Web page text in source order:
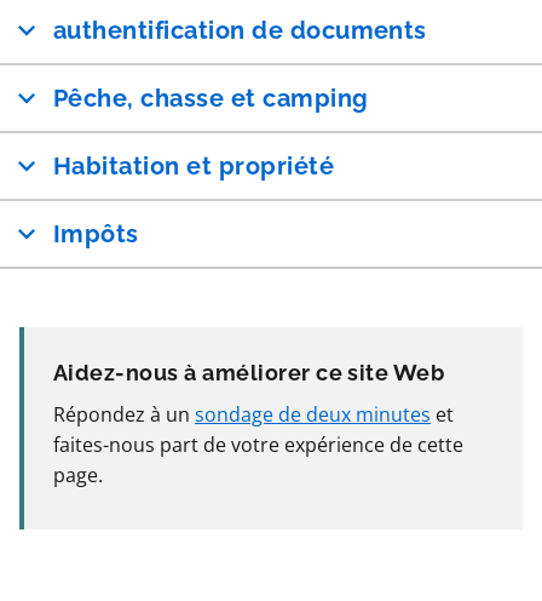
authentification de documents
Pêche, chasse et camping
Habitation et propriété
Impôts
Aidez-nous à améliorer ce site Web
Répondez à un sondage de deux minutes et
faites-nous part de votre expérience de cette
page.